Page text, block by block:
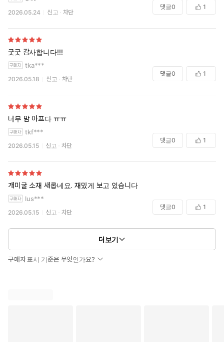
2026.05.24 신고 차단
댓글0 1
굿굿 감사합니다!!!
tka***
2026.05.18 신고 차단
댓글0 1
너무 맘 아프다 ㅠㅠ
tkf***
2026.05.15 신고 차단
댓글0 1
개미굴 소재 새롭네요. 재밌게 보고 있습니다
lus***
2026.05.15 신고 차단
댓글0 1
더보기
구매자 표시 기준은 무엇인가요?